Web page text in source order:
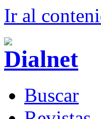
Ir al conteni
Buscar